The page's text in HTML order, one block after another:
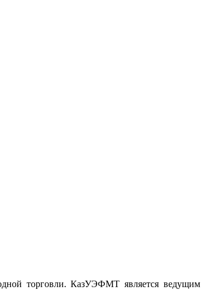
торговли. КазУЭФМТ является ведущим